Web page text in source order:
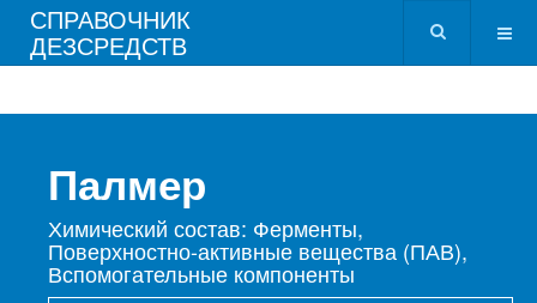
СПРАВОЧНИК
ДЕЗСРЕДСТВ
Палмер
Химический состав: Ферменты,
Поверхностно-активные вещества (ПАВ),
Вспомогательные компоненты